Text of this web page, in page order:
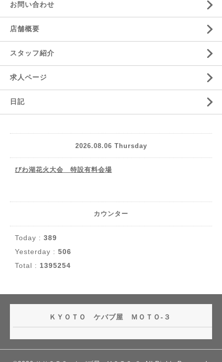
お問い合わせ
店舗概要
スタッフ紹介
求人ページ
日記
2026.08.06 Thursday
びわ湖花火大会 特設有料会場
カウンター
Today : 389
Yesterday : 506
Total : 1395254
ＫＹＯＴＯ ケバブ屋 ＭＯＴＯ-３